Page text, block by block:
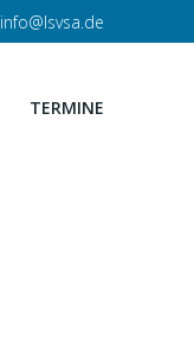
info@lsvsa.de
TERMINE